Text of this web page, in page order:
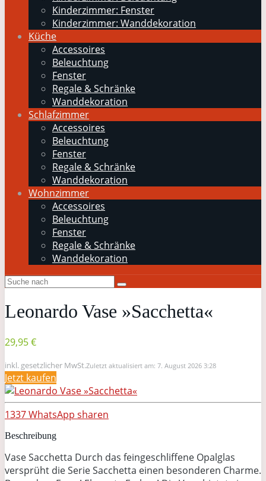
Kinderzimmer: Fenster
Kinderzimmer: Wanddekoration
Küche
Accessoires
Beleuchtung
Fenster
Regale & Schränke
Wanddekoration
Schlafzimmer
Accessoires
Beleuchtung
Fenster
Regale & Schränke
Wanddekoration
Wohnzimmer
Accessoires
Beleuchtung
Fenster
Regale & Schränke
Wanddekoration
Leonardo Vase »Sacchetta«
29,95 €
inkl. gesetzlicher MwSt.Zuletzt aktualisiert am: 7. August 2026 3:28
Jetzt kaufen
1337WhatsApp sharen
Beschreibung
Vase Sacchetta Durch das feingeschliffene Opalglas
versprüht die Serie Sacchetta einen besonderen Charme.